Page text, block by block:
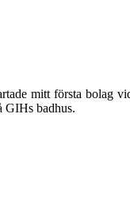
mitt första bolag
GIHs badhus.